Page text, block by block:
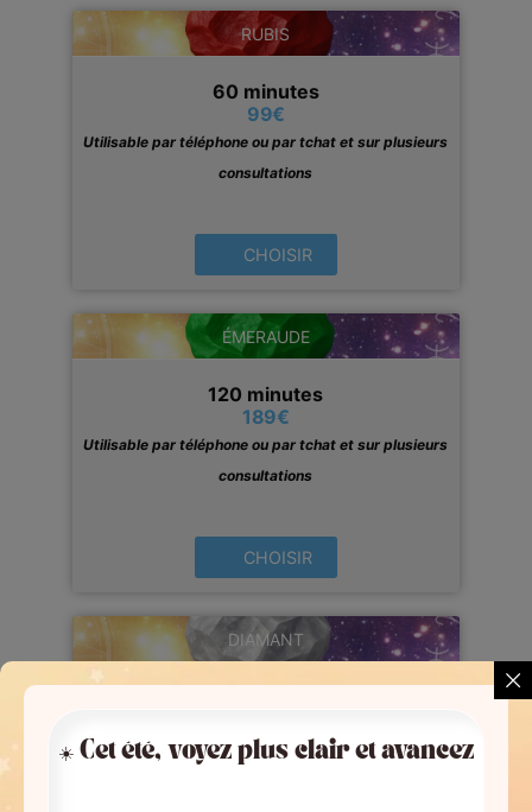
RUBIS
60 minutes
99€
Utilisable par téléphone ou par tchat et sur plusieurs
consultations
CHOISIR
ÉMERAUDE
120 minutes
189€
Utilisable par téléphone ou par tchat et sur plusieurs
consultations
CHOISIR
DIAMANT
Utilisable par téléphone ou par tchat et sur plusieurs
☀️ Cet été, voyez plus clair et avancez